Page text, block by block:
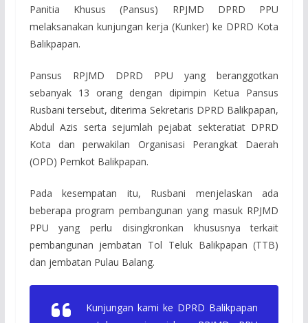
Panitia Khusus (Pansus) RPJMD DPRD PPU
melaksanakan kunjungan kerja (Kunker) ke DPRD Kota
Balikpapan.
Pansus RPJMD DPRD PPU yang beranggotkan
sebanyak 13 orang dengan dipimpin Ketua Pansus
Rusbani tersebut, diterima Sekretaris DPRD Balikpapan,
Abdul Azis serta sejumlah pejabat sekteratiat DPRD
Kota dan perwakilan Organisasi Perangkat Daerah
(OPD) Pemkot Balikpapan.
Pada kesempatan itu, Rusbani menjelaskan ada
beberapa program pembangunan yang masuk RPJMD
PPU yang perlu disingkronkan khususnya terkait
pembangunan jembatan Tol Teluk Balikpapan (TTB)
dan jembatan Pulau Balang.
Kunjungan kami ke DPRD Balikpapan